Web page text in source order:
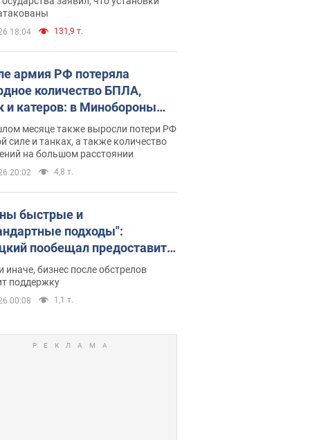
18:04 131,9 т.
армия РФ потеряла
количество БПЛА,
и катеров: в Минобороны
статистику
месяце также выросли потери РФ
силе и танках, а также количество
на большом расстоянии
20:02 4,8 т.
быстрые и
подходы":
пообещал предоставить
приоритетный доступ к
складским
иначе, бизнес после обстрелов
поддержку
00:08 1,1 т.